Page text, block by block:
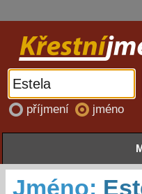
příjmení jméno
Jméno: